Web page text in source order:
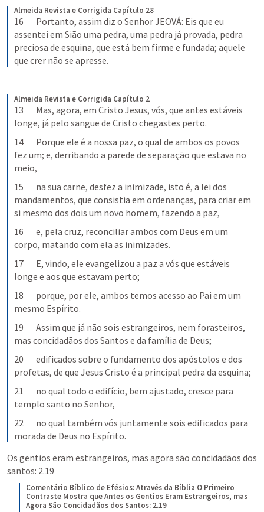
Almeida Revista e Corrigida Capítulo 28
16       Portanto, assim diz o Senhor JEOVÁ: Eis que eu
assentei em Sião uma pedra, uma pedra já provada, pedra
preciosa de esquina, que está bem firme e fundada; aquele
que crer não se apresse.
Almeida Revista e Corrigida Capítulo 2
13       Mas, agora, em Cristo Jesus, vós, que antes estáveis
longe, já pelo sangue de Cristo chegastes perto.
14       Porque ele é a nossa paz, o qual de ambos os povos
fez um; e, derribando a parede de separação que estava no
meio,
15       na sua carne, desfez a inimizade, isto é, a lei dos
mandamentos, que consistia em ordenanças, para criar em
si mesmo dos dois um novo homem, fazendo a paz,
16       e, pela cruz, reconciliar ambos com Deus em um
corpo, matando com ela as inimizades.
17       E, vindo, ele evangelizou a paz a vós que estáveis
longe e aos que estavam perto;
18       porque, por ele, ambos temos acesso ao Pai em um
mesmo Espírito.
19       Assim que já não sois estrangeiros, nem forasteiros,
mas concidadãos dos Santos e da família de Deus;
20       edificados sobre o fundamento dos apóstolos e dos
profetas, de que Jesus Cristo é a principal pedra da esquina;
21       no qual todo o edifício, bem ajustado, cresce para
templo santo no Senhor,
22       no qual também vós juntamente sois edificados para
morada de Deus no Espírito.
Os gentios eram estrangeiros, mas agora são concidadãos dos
santos: 2.19
Comentário Bíblico de Efésios: Através da Bíblia O Primeiro
Contraste Mostra que Antes os Gentios Eram Estrangeiros, mas
Agora São Concidadãos dos Santos: 2.19